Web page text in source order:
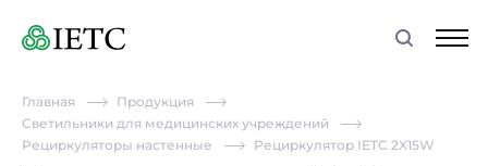
Главная
Продукция
Светильники для медицинских учреждений
Рециркуляторы настенные
Рециркулятор IETC 2X15W